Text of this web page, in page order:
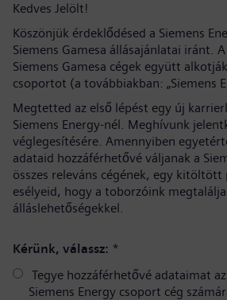
Kedves Jelölt!
Köszönjük érdeklődésed a Siemens
Siemens Gamesa állásajánlatai iránt.
Siemens Gamesa cégek együtt
csoportot (a továbbiakban: „Siemens
Megtetted az első lépést egy új
Siemens Energy-nél. Meghívunk
véglegesítésére. Amennyiben
adataid hozzáférhetővé váljanak a
összes releváns cégének, egy
esélyeid, hogy a toborzóink
álláslehetőségekkel.
Kérünk, válassz: *
Tegye hozzáférhetővé adataimat
Siemens Energy csoport cég